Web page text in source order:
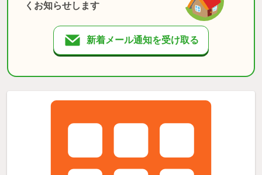
くお知らせします
新着メール通知を受け取る